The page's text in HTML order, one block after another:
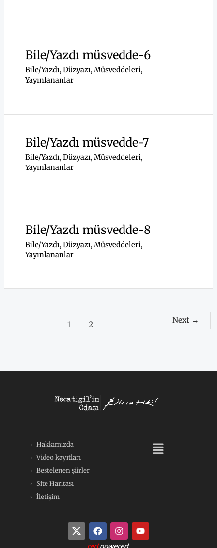
Bile/Yazdı müsvedde-6
Bile/Yazdı, Düzyazı, Müsveddeleri,
Yayınlananlar
Bile/Yazdı müsvedde-7
Bile/Yazdı, Düzyazı, Müsveddeleri,
Yayınlananlar
Bile/Yazdı müsvedde-8
Bile/Yazdı, Düzyazı, Müsveddeleri,
Yayınlananlar
1 2 Next →
Hakkımızda
Video kayıtları
Bestelenen şiirler
Site Haritası
İletişim
Menü
F
a
c
I
n
s
Y
o
u